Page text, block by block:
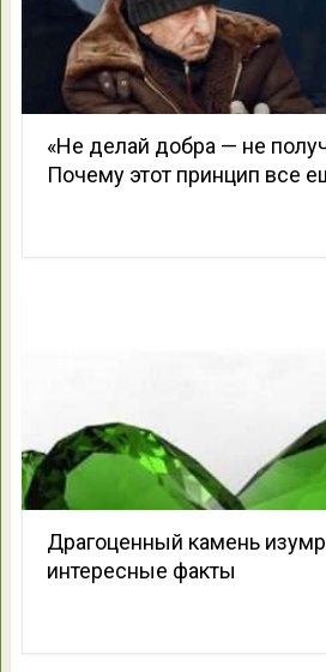
«Не делай добра — не
Почему этот принцип все
Драгоценный камень
интересные факты